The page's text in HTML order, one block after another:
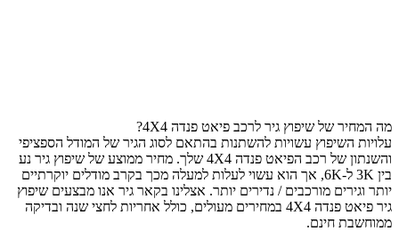
מה המחיר של שיפוץ גיר לרכב פיאט פנדה 4X4?
עלויות השיפוץ עשויות להשתנות בהתאם לסוג הגיר של המודל הספציפי
והשנתון של רכב הפיאט פנדה 4X4 שלך. מחיר ממוצע של שיפוץ גיר נע
בין 3K ל-6K, אך הוא עשוי לעלות למעלה מכך בקרב מודלים יוקרתיים
יותר וגירים מורכבים / נדירים יותר. אצלינו בקאר גיר אנו מבצעים שיפוץ
גיר פיאט פנדה 4X4 במחירים מעולים, כולל אחריות לחצי שנה ובדיקה
ממוחשבת חינם.